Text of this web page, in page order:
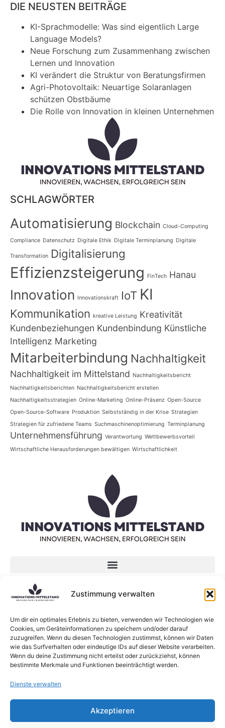
Zustimmung verwalten
Um dir ein optimales Erlebnis zu bieten, verwenden wir Technologien wie
Cookies, um Geräteinformationen zu speichern und/oder darauf
zuzugreifen. Wenn du diesen Technologien zustimmst, können wir Daten
wie das Surfverhalten oder eindeutige IDs auf dieser Website verarbeiten.
Wenn du deine Zustimmung nicht erteilst oder zurückziehst, können
bestimmte Merkmale und Funktionen beeinträchtigt werden.
Dienste verwalten
Akzeptieren
DIE NEUSTEN BEITRÄGE
KI-Sprachmodelle: Was sind eigentlich Large
Language Models?
Neue Forschung zum Zusammenhang zwischen
Lernen und Innovation
KI verändert die Struktur von Beratungsfirmen
Agri-Photovoltaik: Neuartige Solaranlagen
schützen Obstbäume
Die Rolle von Innovation in kleinen Unternehmen
SCHLAGWÖRTER
Automatisierung Blockchain Cloud-Computing
Compliance Datenschutz Digitale Ethik Digitale Terminplanung Digitale
Transformation Digitalisierung
Effizienzsteigerung FinTech Hanau
Innovation Innovationskraft IoT KI
Kommunikation kreative Leistung Kreativität
Kundenbeziehungen Kundenbindung Künstliche
Intelligenz Marketing
Mitarbeiterbindung Nachhaltigkeit
Nachhaltigkeit im Mittelstand Nachhaltigkeitsbericht
Nachhaltigkeitsberichten Nachhaltigkeitsbericht erstellen
Nachhaltigkeitsstrategien Online-Marketing Online-Präsenz Open-Source
Open-Source-Software Produktion Selbstständig in der Krise Strategien
Strategien für zufriedene Teams Suchmaschinenoptimierung Terminplanung
Unternehmensführung Verantwortung Wettbewerbsvorteil
Wirtschaftliche Herausforderungen bewältigen Wirtschaftlichkeit
Impressum
Neueste Beiträge
KI-Sprachmodelle: Was sind eigentlich Large
Language Models?
Neue Forschung zum Zusammenhang zwischen
schützen Obstbäume